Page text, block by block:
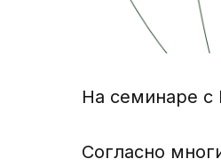
На семинаре с
Согласно